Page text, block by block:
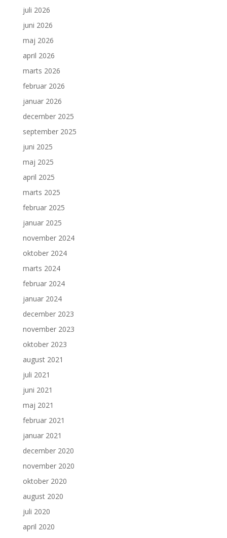
juli 2026
juni 2026
maj 2026
april 2026
marts 2026
februar 2026
januar 2026
december 2025
september 2025
juni 2025
maj 2025
april 2025
marts 2025
februar 2025
januar 2025
november 2024
oktober 2024
marts 2024
februar 2024
januar 2024
december 2023
november 2023
oktober 2023
august 2021
juli 2021
juni 2021
maj 2021
februar 2021
januar 2021
december 2020
november 2020
oktober 2020
august 2020
juli 2020
april 2020